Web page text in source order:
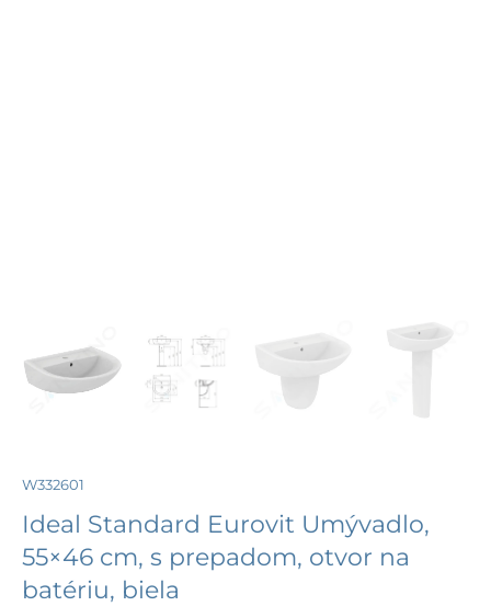
W332601
Ideal Standard Eurovit Umývadlo,
55×46 cm, s prepadom, otvor na
batériu, biela